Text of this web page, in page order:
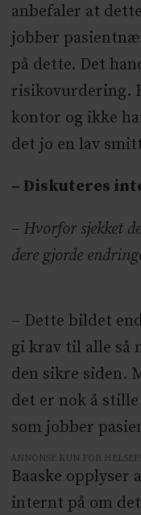
anbefaler at
jobber
på dette. Det
risikovurdering.
kontor og ikke
det jo en lav
– Diskuteres
– Hvorfor sjekket
dere gjorde
– Dette bildet
gi krav til alle så
den sikre siden.
det er nok å
som jobber
ANNONSE KUN FOR
Baaske opplyser
internt på om